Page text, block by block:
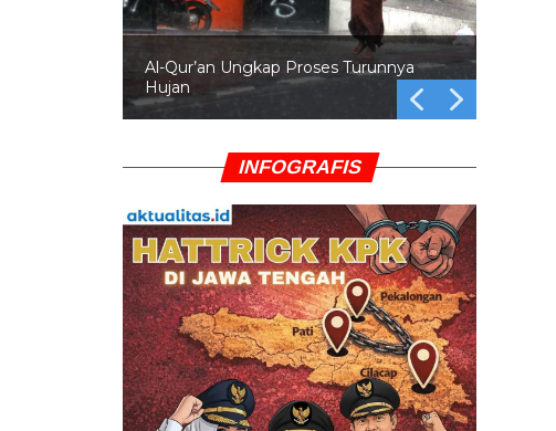
Al-Qur’an Ungkap Proses Turunnya
Hujan
INFOGRAFIS